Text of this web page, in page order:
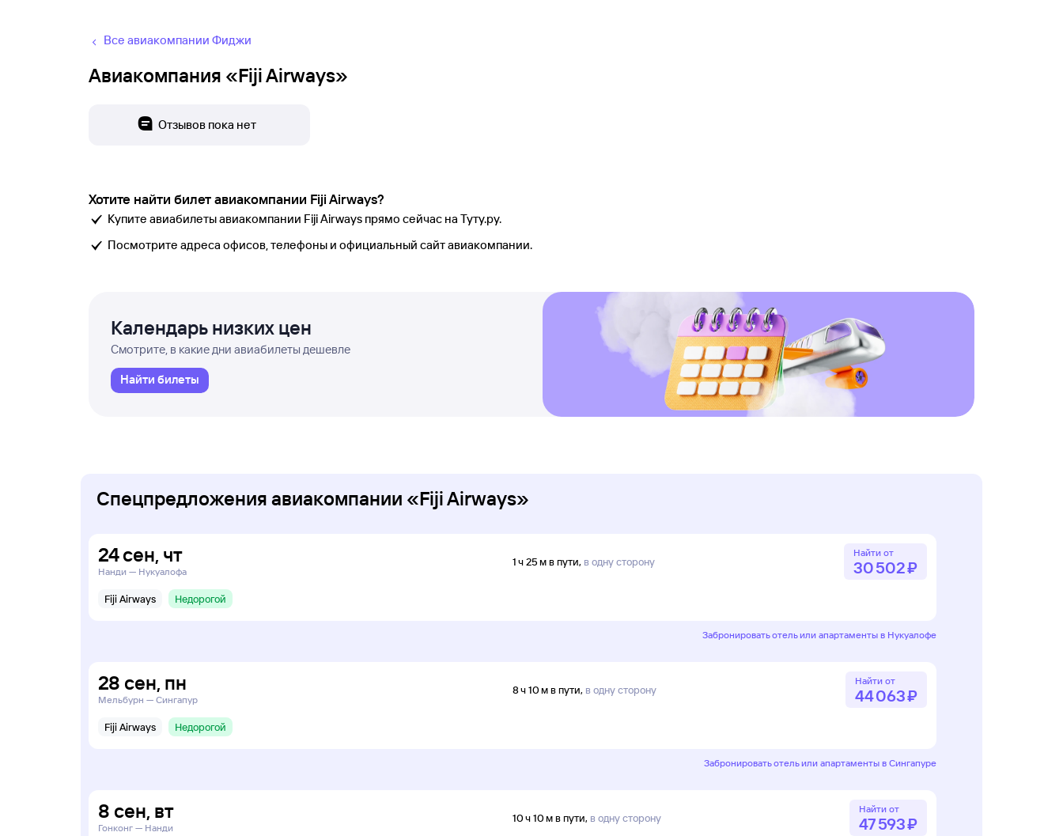
Все авиакомпании Фиджи
Авиакомпания «Fiji Airways»
Отзывов пока нет
Хотите найти билет авиакомпании Fiji Airways?
Купите авиабилеты авиакомпании Fiji Airways прямо сейчас на Туту.ру.
Посмотрите адреса офисов, телефоны и официальный сайт авиакомпании.
Календарь низких цен
Смотрите, в какие дни авиабилеты дешевле
Найти билеты
Спецпредложения авиакомпании «Fiji Airways»
24 сен, чт
Нанди — Нукуалофа
1 ч 25 м в пути, в одну сторону
Fiji Airways Недорогой
Найти от
30 ⁠502 ⁠₽
Забронировать отель или апартаменты в Нукуалофе
28 сен, пн
Мельбурн — Сингапур
8 ч 10 м в пути, в одну сторону
Fiji Airways Недорогой
Найти от
44 ⁠063 ⁠₽
Забронировать отель или апартаменты в Сингапуре
8 сен, вт
Гонконг — Нанди
10 ч 10 м в пути, в одну сторону
Найти от
47 ⁠593 ⁠₽